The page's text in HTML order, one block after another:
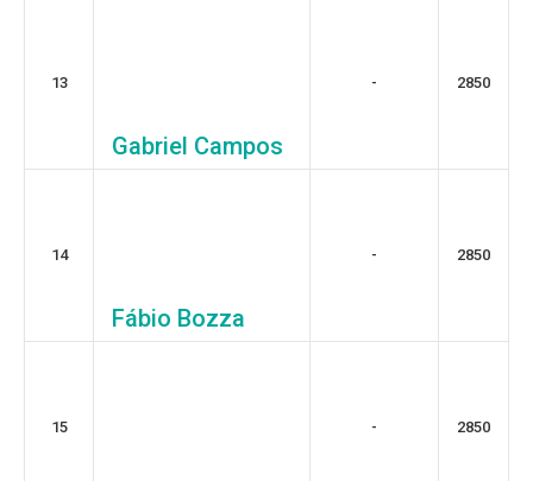
13
Gabriel Campos
- 2850
14
Fábio Bozza
- 2850
15 - 2850